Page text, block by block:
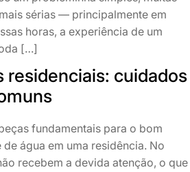
sérias — principalmente em
horas, a experiência de um
[…]
residenciais: cuidados
fundamentais para o bom
água em uma residência. No
recebem a devida atenção, o que